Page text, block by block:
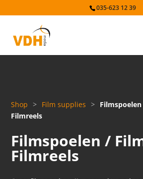
035-623 12 39
Shop > Film supplies >
Filmreels
Filmspoelen /
Filmreels